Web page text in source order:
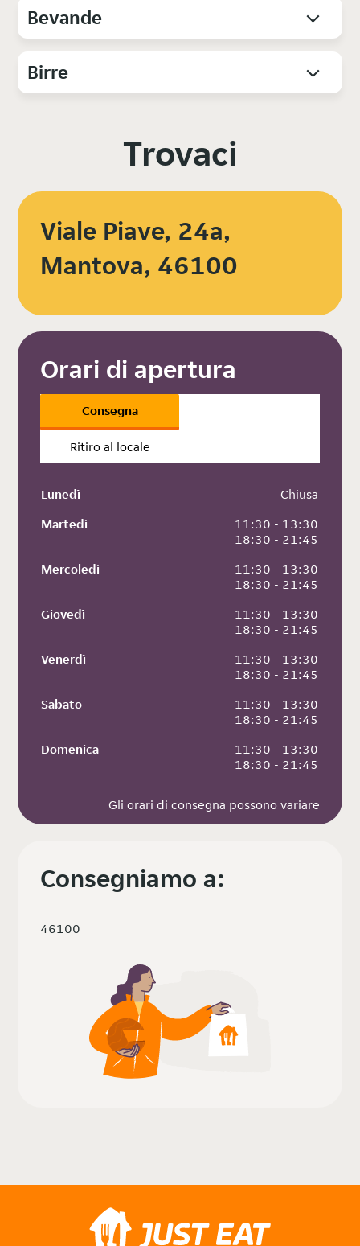
Bevande
Birre
Trovaci
Viale Piave, 24a,
Mantova, 46100
Orari di apertura
Consegna
Ritiro al locale
Lunedì
Chiusa
Martedì
11:30 - 13:30
18:30 - 21:45
Mercoledì
11:30 - 13:30
18:30 - 21:45
Giovedì
11:30 - 13:30
18:30 - 21:45
Venerdì
11:30 - 13:30
18:30 - 21:45
Sabato
11:30 - 13:30
18:30 - 21:45
Domenica
11:30 - 13:30
18:30 - 21:45
Gli orari di consegna possono variare
Consegniamo a:
46100